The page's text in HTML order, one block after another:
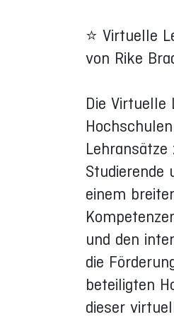
⭐ Virtuelle
von Rike
Die Virtuelle
Studierende
einem
und den
die
beteiligten
dieser